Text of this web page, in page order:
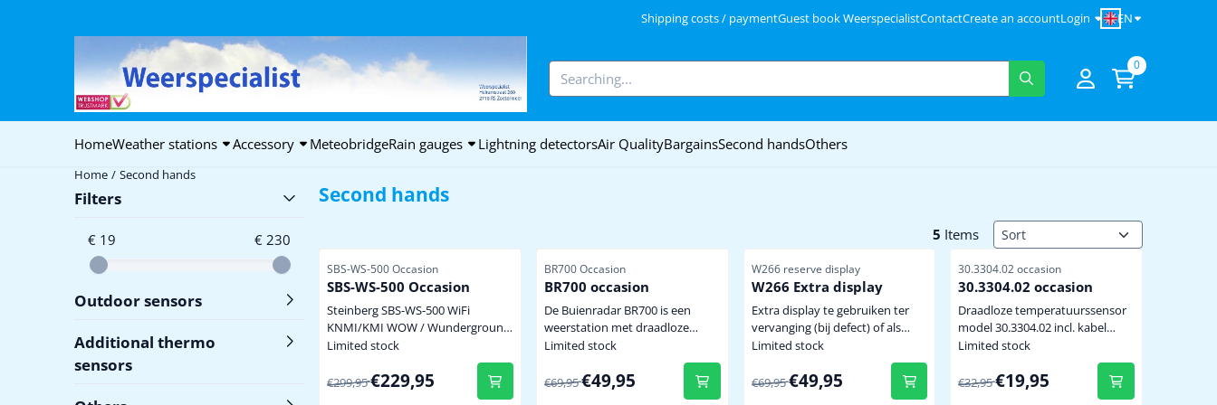
Shipping costs / paymentGuest book WeerspecialistContactCreate an accountLogin EN
Search 0
HomeWeather stations Accessory MeteobridgeRain gauges Lightning detectorsAir QualityBargainsSecond handsOthers
Home / Second hands
Filters
€ 19 € 230
Outdoor sensors
Additional thermo
sensors
Second hands
5 Items Sort method
Item number
SBS-WS-500 Occasion
SBS-WS-500 Occasion
Steinberg SBS-WS-500 WiFi
KNMI/KMI WOW / Wunderground
/ Weathercloud Weerstation 868
kleurenscherm, naar eigen smaak
in te stellen met lichte- of donkere
Limited stock
From 299,95 for 229,95
€299,95€229,95
Item number
BR700 Occasion
BR700 occasion
De Buienradar BR700 is een
weerstation met draadloze
buitensensor. Met dit 3 in 1
weerstation ben je altijd op de
hoogte van de actuele
weersomstandigheden bij jou in
Limited stock
From 69,95 for 49,95
€69,95€49,95
Item number
W266 reserve display
W266 Extra display
Extra display te gebruiken ter
vervanging (bij defect) of als
extra afleesunit binnen het
radiografisch bereik van de
buitensensor levering incl.
Limited stock
From 69,95 for 49,95
€69,95€49,95
Item number
30.3304.02 occasion
30.3304.02 occasion
Draadloze temperatuurssensor
model 30.3304.02 incl. kabel
voor TFA Weatherhub en La
temperatuursvoeler ( 1 mtr
Limited stock
From 32,95 for 19,95
€32,95€19,95